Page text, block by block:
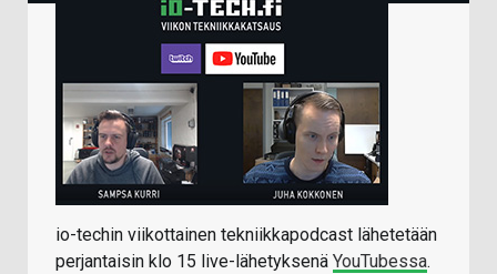
io-techin viikottainen tekniikkapodcast lähetetään
perjantaisin klo 15 live-lähetyksenä YouTubessa.